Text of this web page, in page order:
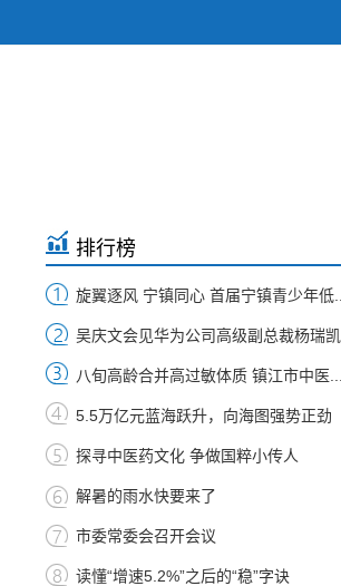
排行榜
旋翼逐风 宁镇同心 首届宁镇青少年低...
吴庆文会见华为公司高级副总裁杨瑞凯
八旬高龄合并高过敏体质 镇江市中医...
5.5万亿元蓝海跃升，向海图强势正劲
探寻中医药文化 争做国粹小传人
解暑的雨水快要来了
市委常委会召开会议
读懂“增速5.2%”之后的“稳”字诀